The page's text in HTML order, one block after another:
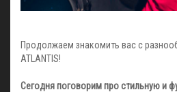
Продолжаем знакомить вас с
ATLANTIS!
Сегодня поговорим про стильную и